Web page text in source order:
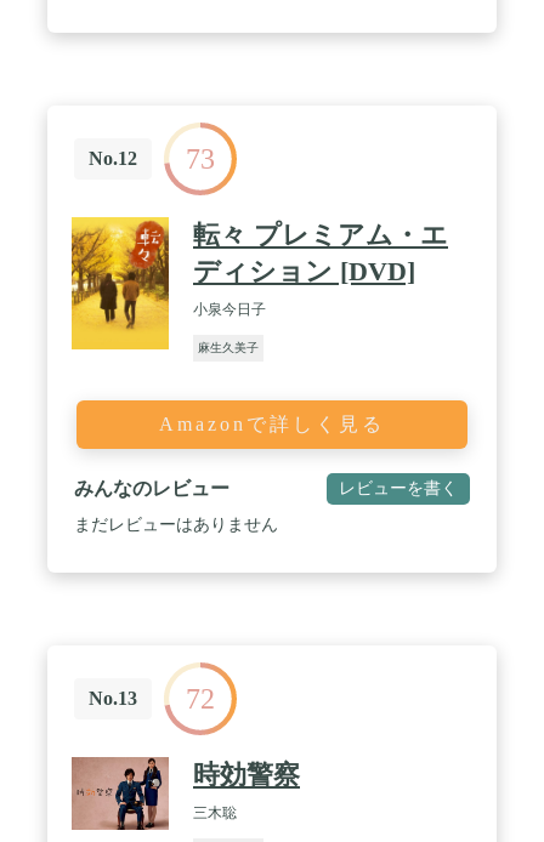
No.12 73
転々 プレミアム・エ
ディション [DVD]
小泉今日子
麻生久美子
Amazonで詳しく見る
みんなのレビュー レビューを書く
まだレビューはありません
No.13 72
時効警察
三木聡